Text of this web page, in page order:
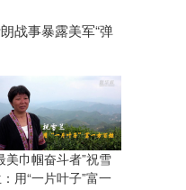
战事暴露美军“弹
美巾帼奋斗者”祝雪
：用“一片叶子”富一